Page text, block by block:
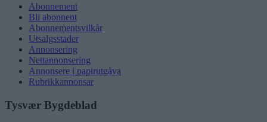
Abonnement
Bli abonnent
Abonnementsvilkår
Utsalgsstader
Annonsering
Nettannonsering
Annonsere i papirutgåva
Rubrikkannonsar
Tysvær Bygdeblad